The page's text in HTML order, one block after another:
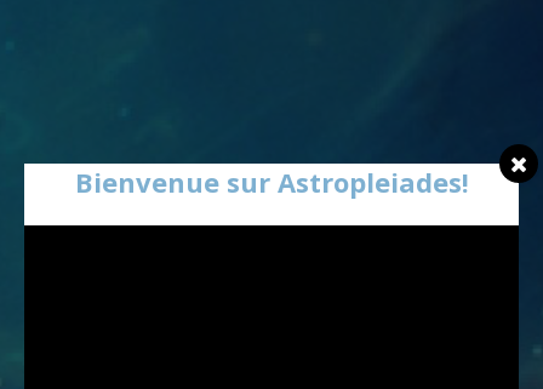
Bienvenue sur Astropleiades!